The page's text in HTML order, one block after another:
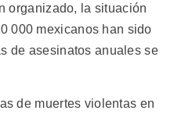
organizado, la situación
000 mexicanos han sido
de asesinatos anuales se
de muertes violentas en